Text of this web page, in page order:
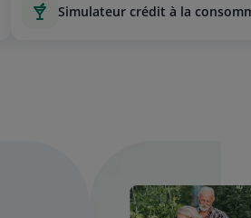
simulateur crédit à la